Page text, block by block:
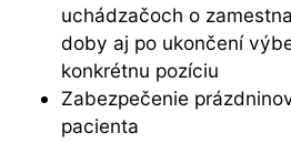
uchádzačoch o
doby aj po ukončení
konkrétnu pozíciu
Zabezpečenie
pacienta